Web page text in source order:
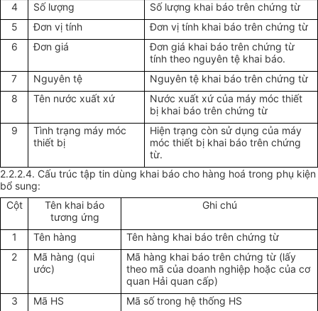
4
Số lượng
Số lượng khai báo trên chứng từ
5
Đơn vị tính
Đơn vị tính khai báo trên chứng từ
6
Đơn giá
Đơn giá khai báo trên chứng từ
tính theo nguyên tệ khai báo.
7
Nguyên tệ
Nguyên tệ khai báo trên chứng từ
8
Tên nước xuất xứ
Nước xuất xứ của máy móc thiết
bị khai báo trên chứng từ
9
Tình trạng máy móc
thiết bị
Hiện trạng còn sử dụng của máy
móc thiết bị khai báo trên chứng
từ.
2.2.2.4. Cấu trúc tập tin dùng khai báo cho hàng hoá trong phụ kiện
bổ sung:
Cột
Tên khai báo
tương ứng
Ghi chú
1 Tên hàng
Tên hàng khai báo trên chứng từ
2
Mã hàng (qui
ước)
Mã hàng khai báo trên chứng từ (lấy
theo mã của doanh nghiệp hoặc của cơ
quan Hải quan cấp)
3
Mã HS
Mã số trong hệ thống HS